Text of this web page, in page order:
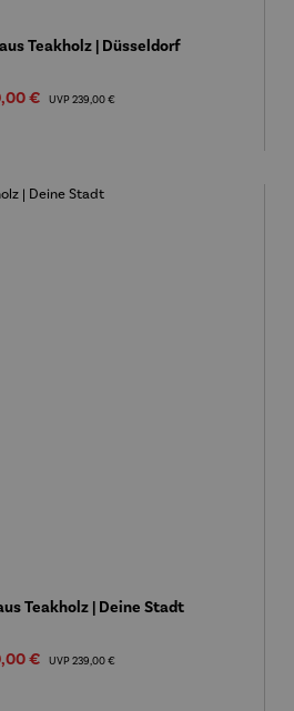
Teakholz | Düsseldorf
€ UVPRegulärer Preis:
239,00 €
Teakholz | Deine Stadt
€ UVPRegulärer Preis:
239,00 €